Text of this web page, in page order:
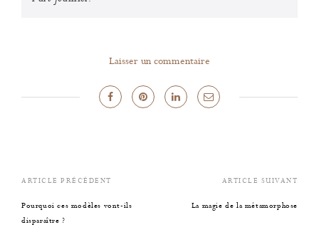
Laisser un commentaire
ARTICLE PRÉCÉDENT
Pourquoi ces modèles vont-ils
disparaître ?
ARTICLE SUIVANT
La magie de la métamorphose